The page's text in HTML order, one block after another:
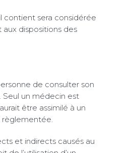
contient sera considérée
dispositions des
de consulter son
un médecin est
être assimilé à un
règlementée.
et indirects causés au